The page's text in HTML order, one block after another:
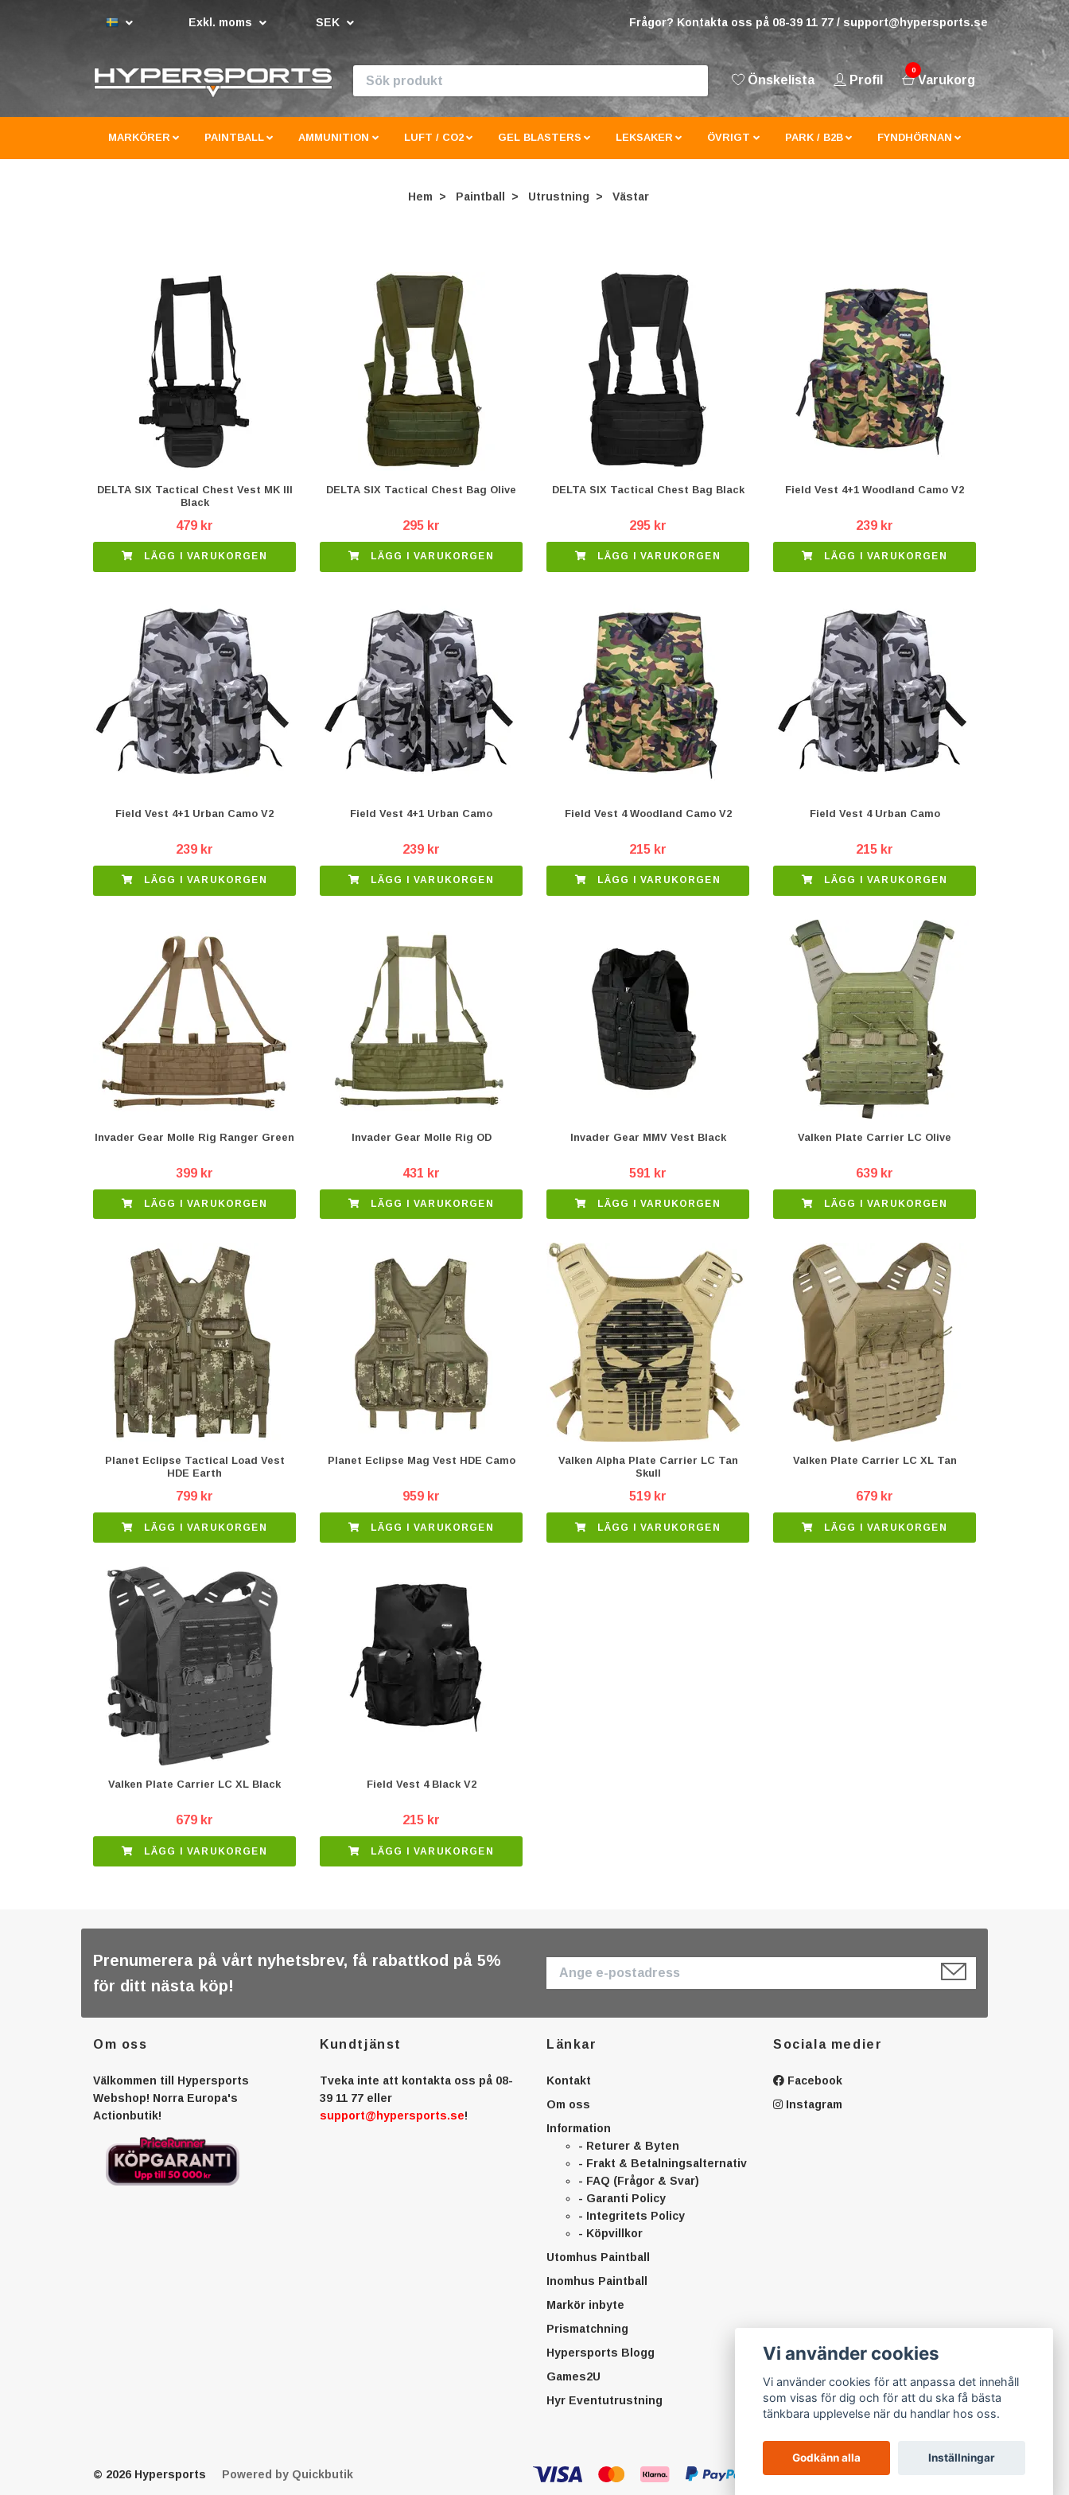
Exkl. moms SEK Frågor? Kontakta oss på 08-39 11 77 / support@hypersports.se
Önskelista Profil
0
Varukorg
MARKÖRER PAINTBALL AMMUNITION LUFT / CO2 GEL BLASTERS LEKSAKER ÖVRIGT PARK / B2B FYNDHÖRNAN
Hem Paintball Utrustning Västar
DELTA SIX Tactical Chest Vest MK III
Black
479 kr
LÄGG I VARUKORGEN
DELTA SIX Tactical Chest Bag Olive
295 kr
LÄGG I VARUKORGEN
DELTA SIX Tactical Chest Bag Black
295 kr
LÄGG I VARUKORGEN
Field Vest 4+1 Woodland Camo V2
239 kr
LÄGG I VARUKORGEN
Field Vest 4+1 Urban Camo V2
239 kr
LÄGG I VARUKORGEN
Field Vest 4+1 Urban Camo
239 kr
LÄGG I VARUKORGEN
Field Vest 4 Woodland Camo V2
215 kr
LÄGG I VARUKORGEN
Field Vest 4 Urban Camo
215 kr
LÄGG I VARUKORGEN
Invader Gear Molle Rig Ranger Green
399 kr
LÄGG I VARUKORGEN
Invader Gear Molle Rig OD
431 kr
LÄGG I VARUKORGEN
Invader Gear MMV Vest Black
591 kr
LÄGG I VARUKORGEN
Valken Plate Carrier LC Olive
639 kr
LÄGG I VARUKORGEN
Planet Eclipse Tactical Load Vest
HDE Earth
799 kr
LÄGG I VARUKORGEN
Planet Eclipse Mag Vest HDE Camo
959 kr
LÄGG I VARUKORGEN
Valken Alpha Plate Carrier LC Tan
Skull
519 kr
LÄGG I VARUKORGEN
Valken Plate Carrier LC XL Tan
679 kr
LÄGG I VARUKORGEN
Valken Plate Carrier LC XL Black
679 kr
LÄGG I VARUKORGEN
Field Vest 4 Black V2
215 kr
LÄGG I VARUKORGEN
Prenumerera på vårt nyhetsbrev, få rabattkod på 5%
för ditt nästa köp!
Om oss
Välkommen till Hypersports
Webshop! Norra Europa's
Actionbutik!
Kundtjänst
Tveka inte att kontakta oss på 08-
39 11 77 eller
support@hypersports.se!
Länkar
Kontakt
Om oss
Information
- Returer & Byten
- Frakt & Betalningsalternativ
- FAQ (Frågor & Svar)
- Garanti Policy
- Integritets Policy
- Köpvillkor
Utomhus Paintball
Inomhus Paintball
Markör inbyte
Prismatchning
Hypersports Blogg
Games2U
Hyr Eventutrustning
Sociala medier
Facebook
Instagram
© 2026 Hypersports Powered by Quickbutik
Vi använder cookies
Vi använder cookies för att anpassa det innehåll
som visas för dig och för att du ska få bästa
tänkbara upplevelse när du handlar hos oss.
Godkänn alla Inställningar